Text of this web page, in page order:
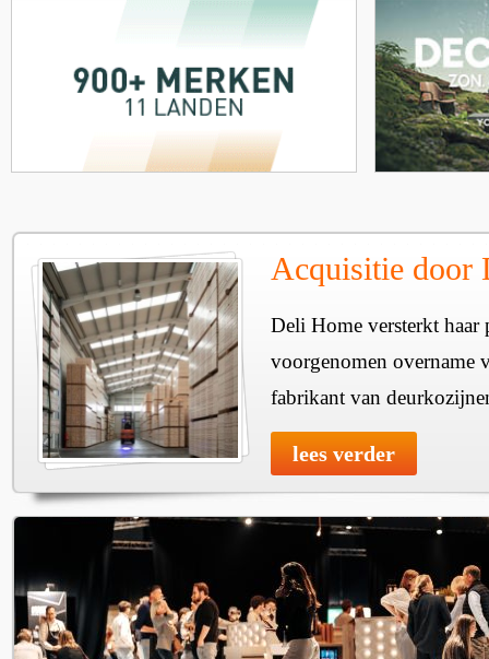
Acquisitie door
Deli Home versterkt haar
voorgenomen overname
fabrikant van
lees verder